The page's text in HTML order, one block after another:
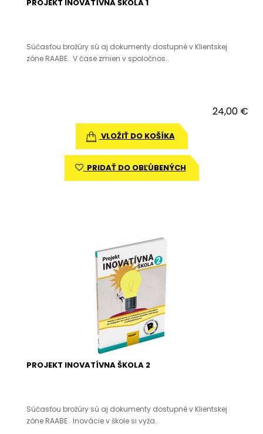
PROJEKT INOVATÍVNA ŠKOLA 1
Súčasťou brožúry sú aj dokumenty dostupné v Klientskej
zóne RAABE. V čase zmien v spoločnos..
24,00 €
VLOŽIŤ DO KOŠÍKA
PRIDAŤ DO OBĽÚBENÝCH
PROJEKT INOVATÍVNA ŠKOLA 2
Súčasťou brožúry sú aj dokumenty dostupné v Klientskej
zóne RAABE. Inovácie v škole si vyža..